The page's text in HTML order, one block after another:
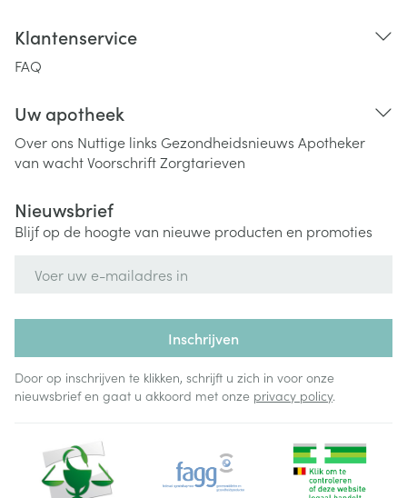
Klantenservice
FAQ
Uw apotheek
Over ons Nuttige links Gezondheidsnieuws Apotheker
van wachtVoorschriftZorgtarieven
Nieuwsbrief
Blijf op de hoogte van nieuwe producten en promoties
Inschrijven
Door op inschrijven te klikken, schrijft u zich in voor onze
nieuwsbrief en gaat u akkoord met onze privacy policy.